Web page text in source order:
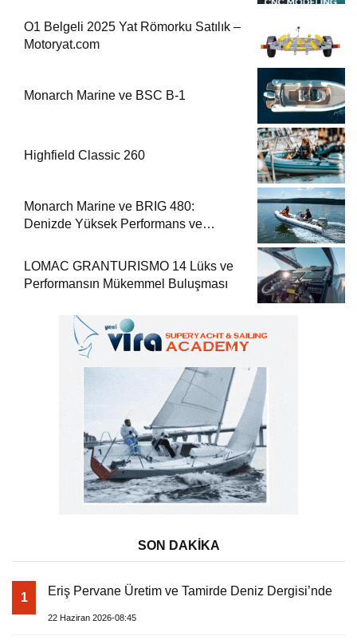
O1 Belgeli 2025 Yat Römorku Satılık –
Motoryat.com
Monarch Marine ve BSC B-1
Highfield Classic 260
Monarch Marine ve BRIG 480:
Denizde Yüksek Performans ve
LOMAC GRANTURISMO 14 Lüks ve
Performansın Mükemmel Buluşması
SON DAKİKA
1 Eriş Pervane Üretim ve Tamirde Deniz Dergisi’nde
22 Haziran 2026-08:45